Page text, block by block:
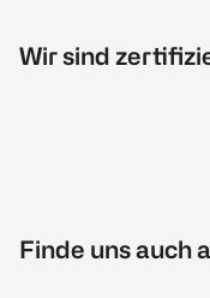
Wir sind
Finde uns auch